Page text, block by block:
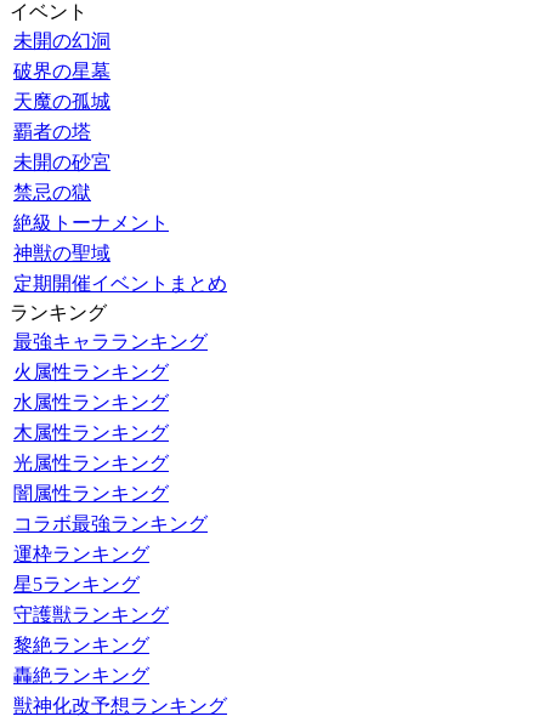
イベント
未開の幻洞
破界の星墓
天魔の孤城
覇者の塔
未開の砂宮
禁忌の獄
絶級トーナメント
神獣の聖域
定期開催イベントまとめ
ランキング
最強キャラランキング
火属性ランキング
水属性ランキング
木属性ランキング
光属性ランキング
闇属性ランキング
コラボ最強ランキング
運枠ランキング
星5ランキング
守護獣ランキング
黎絶ランキング
轟絶ランキング
獣神化改予想ランキング